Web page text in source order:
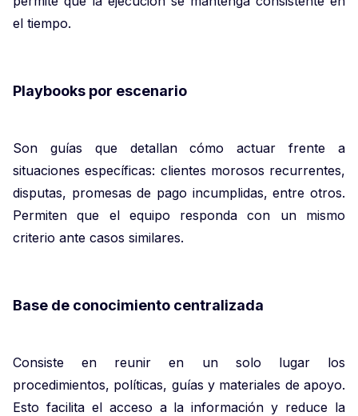
el tiempo.
Playbooks por escenario
Son guías que detallan cómo actuar frente a
situaciones específicas: clientes morosos recurrentes,
disputas, promesas de pago incumplidas, entre otros.
Permiten que el equipo responda con un mismo
criterio ante casos similares.
Base de conocimiento centralizada
Consiste en reunir en un solo lugar los
procedimientos, políticas, guías y materiales de apoyo.
Esto facilita el acceso a la información y reduce la